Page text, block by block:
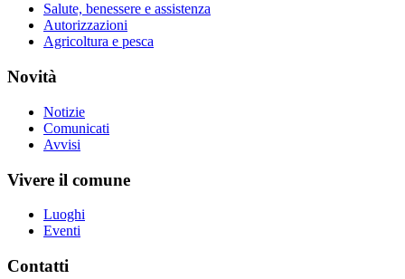
Salute, benessere e assistenza
Autorizzazioni
Agricoltura e pesca
Novità
Notizie
Comunicati
Avvisi
Vivere il comune
Luoghi
Eventi
Contatti